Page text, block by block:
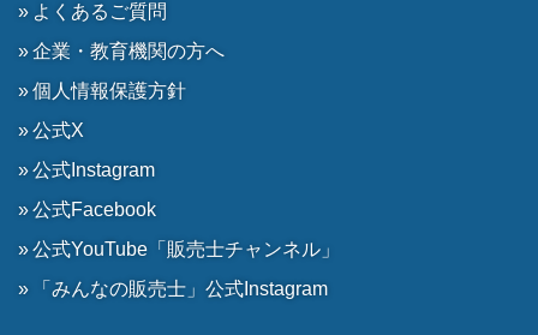
よくあるご質問
企業・教育機関の方へ
個人情報保護方針
公式X
公式Instagram
公式Facebook
公式YouTube「販売士チャンネル」
「みんなの販売士」公式Instagram